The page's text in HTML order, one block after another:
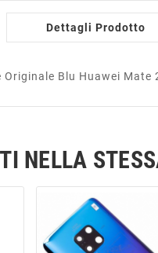
Dettagli Prodotto
Blu Huawei Mate
NELLA